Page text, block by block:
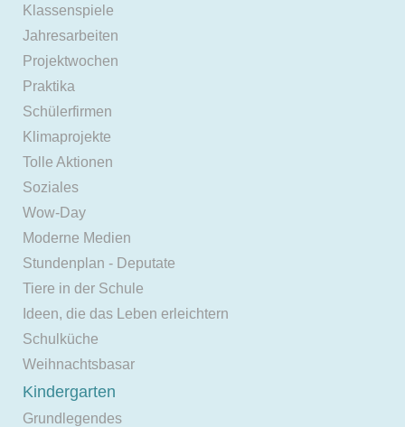
Klassenspiele
Jahresarbeiten
Projektwochen
Praktika
Schülerfirmen
Klimaprojekte
Tolle Aktionen
Soziales
Wow-Day
Moderne Medien
Stundenplan - Deputate
Tiere in der Schule
Ideen, die das Leben erleichtern
Schulküche
Weihnachtsbasar
Kindergarten
Grundlegendes